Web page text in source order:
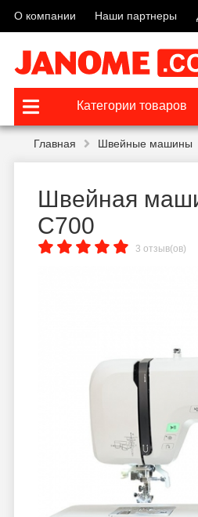
О компании Наши партнеры
Категории товаров
Главная Швейные машины
Швейная
C700
3 отзыв(ов)